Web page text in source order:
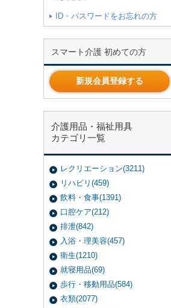
ID・パスワードをお忘れの方
スマート介護 初めての方
新規会員登録する
介護用品・福祉用具
カテゴリ一覧
レクリエーション(3211)
リハビリ(459)
飲料・食事(1391)
口腔ケア(212)
排泄(842)
入浴・理美容(457)
衛生(1210)
就寝用品(69)
歩行・移動用品(584)
衣類(2077)